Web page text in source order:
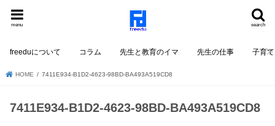
search
menu
freeduについて コラム 先生と教育のイマ 先生の仕事 子育て
HOME 7411E934-B1D2-4623-98BD-BA493A519CD8
7411E934-B1D2-4623-98BD-BA493A519CD8